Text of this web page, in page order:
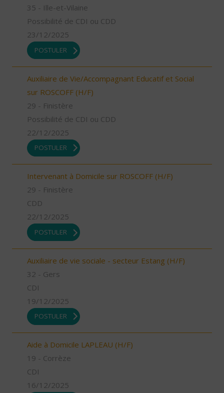
35 - Ille-et-Vilaine
Possibilité de CDI ou CDD
23/12/2025
POSTULER
Auxiliaire de Vie/Accompagnant Educatif et Social
sur ROSCOFF (H/F)
29 - Finistère
Possibilité de CDI ou CDD
22/12/2025
POSTULER
Intervenant à Domicile sur ROSCOFF (H/F)
29 - Finistère
CDD
22/12/2025
POSTULER
Auxiliaire de vie sociale - secteur Estang (H/F)
32 - Gers
CDI
19/12/2025
POSTULER
Aide à Domicile LAPLEAU (H/F)
19 - Corrèze
CDI
16/12/2025